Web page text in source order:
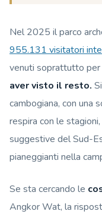
Nel 2025 il parco
955.131 visitatori
venuti soprattutto per
aver visto il resto.
cambogiana, con una
respira con le
suggestive del Sud-
pianeggianti nella
Se sta cercando le
Angkor Wat, la